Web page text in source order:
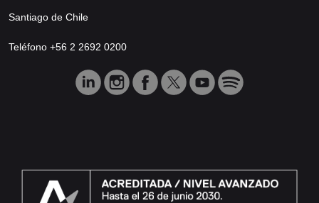
Santiago de Chile
Teléfono +56 2 2692 0200